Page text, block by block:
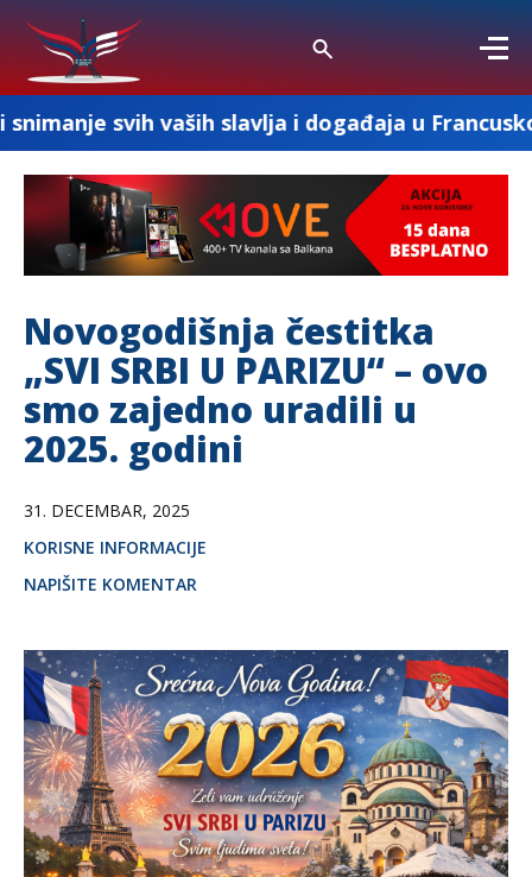
slavlja i događaja u Francuskoj
Novogodišnja čestitka
„SVI SRBI U PARIZU“ – ovo
smo zajedno uradili u
2025. godini
31. DECEMBAR, 2025
KORISNE INFORMACIJE
NAPIŠITE KOMENTAR